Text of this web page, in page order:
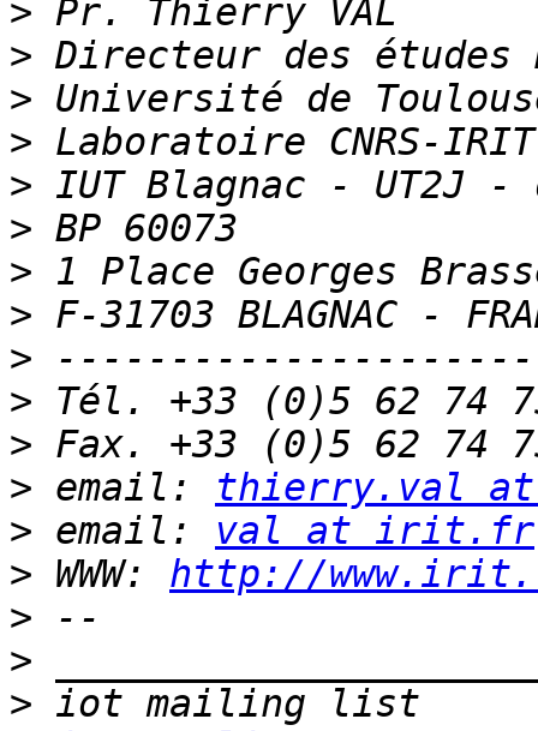
>
>
>
>
>
>
>
>
>
>
>
> email: thierry.val
> email: val at irit.fr
> WWW: http://
>
>
>